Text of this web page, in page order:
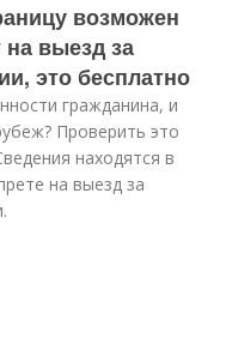
возможен
на выезд за
это бесплатно
гражданина, и
Проверить это
находятся в
на выезд за